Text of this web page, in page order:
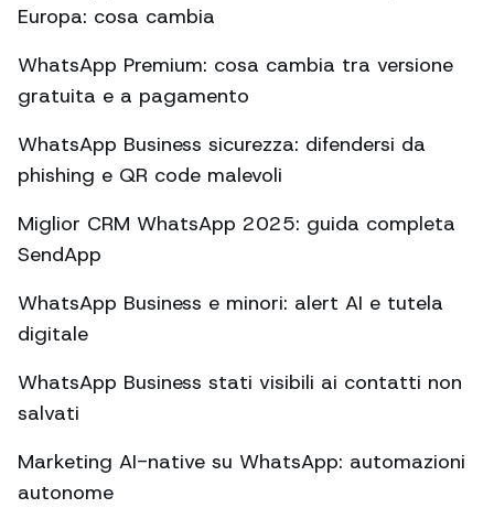
Europa: cosa cambia
WhatsApp Premium: cosa cambia tra versione
gratuita e a pagamento
WhatsApp Business sicurezza: difendersi da
phishing e QR code malevoli
Miglior CRM WhatsApp 2025: guida completa
SendApp
WhatsApp Business e minori: alert AI e tutela
digitale
WhatsApp Business stati visibili ai contatti non
salvati
Marketing AI-native su WhatsApp: automazioni
autonome